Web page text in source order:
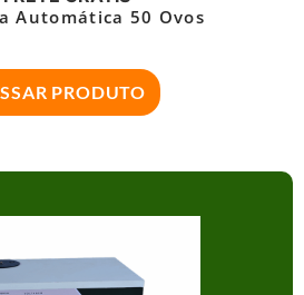
Automática 50 Ovos
PRODUTO